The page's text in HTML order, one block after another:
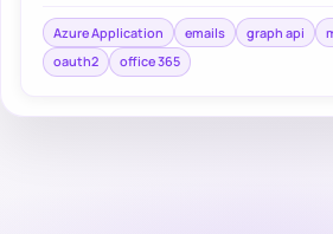
Azure Application emails graph api
oauth2
office 365